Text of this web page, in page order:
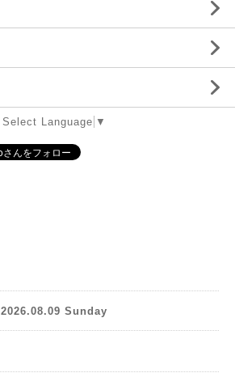
Select Language ▼
2026.08.09 Sunday